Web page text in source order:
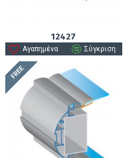
12427
Αγαπημένα Σύγκριση
FREE